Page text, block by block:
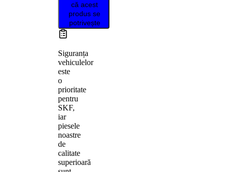
că acest
produs se
potrivește
Siguranța
vehiculelor
este
o
prioritate
pentru
SKF,
iar
piesele
noastre
de
calitate
superioară